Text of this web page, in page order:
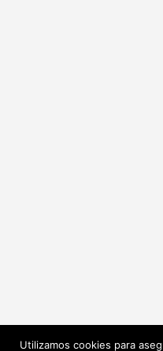
Utilizamos cookies para